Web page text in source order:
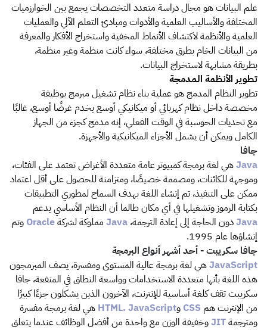
علم البيانات هو مجال دراسة متعدد التخصصات يجمع بين الخوارزميات
المختلفة والأساليب العلمية والأدوات ومبادئ التعلم الآلي والعمليات
العلمية والأنظمة لاكتشاف الأنماط المخفية واستخراج الأفكار والمعرفة
من البيانات الخام بطرق مختلفة، سواء كانت منظمة وغير منظمة،
بطريقة مشابهة لاستخراج البيانات.
تطوير الأنظمة المدمجة
تطوير النظام المدمج هو عملية بناء نظام تشغيل مبرمج بوظيفة
مخصصة داخل نظام كهربائي أو ميكانيكي أوسع يخدم غرضًا أوسع، غالبًا
مع تحديات الحوسبة في الوقت الفعلي، إنه مدمج كجزء من الجهاز
الكامل ويمكن أن يشمل الأجزاء الميكانيكية والأجهزة.
جافا
Javaهي لغة برمجة كمبيوتر عامة متعددة الأغراض تعتمد على الفئات،
وموجهة للكائنات، ومصممة خصيصًا، ومتزامنة للحصول على أقل اعتماد
ممكن على التنفيذ، تم إنشاء اللغة بهدف السماح لمطوري التطبيقات
بكتابة الرموز وتشغيلها في أي مكان طالما أن النظام الأساسي يدعم
Javaدون الحاجة إلى إعادة الترجمة، Java مملوكة لشركةOracle وتم
إنشاؤها عام 1995.
جافا سكريبت - أحد أشهر أنواع البرمجة
JavaScriptهي لغة برمجة عالية المستوى ومفسرة، يصف المبرمجون
هذه اللغة بأنها متعددة الاستخدامات وواسعة النطاق في المنفعة، جافا
سكريبت تقف كلغة أساسية للإنترنت، الآخرون الذين يشكلون جزءًا كبيرًا
من الإنترنت هم CSS وHTML. JavaScript هي لغة برمجة مفسرة
ومترجمةJITوخفيفة الوزن مع واحدة من أفضل الوظائف عندما يتعلق